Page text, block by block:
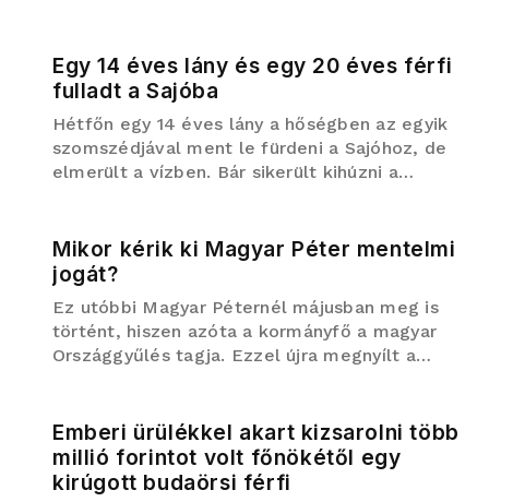
Egy 14 éves lány és egy 20 éves férfi
fulladt a Sajóba
Hétfőn egy 14 éves lány a hőségben az egyik
szomszédjával ment le fürdeni a Sajóhoz, de
elmerült a vízben. Bár sikerült kihúzni a
Mentőszolgálat a lap...
Mikor kérik ki Magyar Péter mentelmi
jogát?
Ez utóbbi Magyar Péternél májusban meg is
történt, hiszen azóta a kormányfő a magyar
Országgyűlés tagja. Ezzel újra megnyílt a
akadálya nem lenne, a nyomozá...
Emberi ürülékkel akart kizsarolni több
millió forintot volt főnökétől egy
kirúgott budaörsi férfi